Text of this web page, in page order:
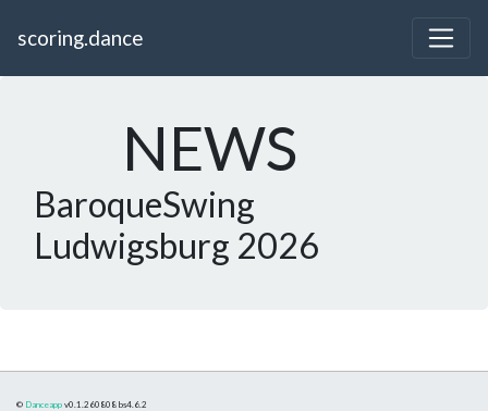
scoring.dance
NEWS
BaroqueSwing
Ludwigsburg 2026
© Danceapp v0.1.260808 bs4.6.2